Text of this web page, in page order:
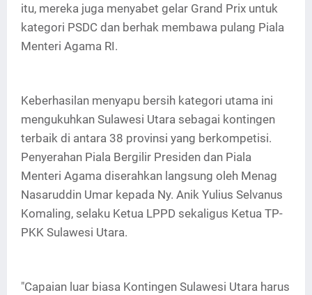
itu, mereka juga menyabet gelar Grand Prix untuk
kategori PSDC dan berhak membawa pulang Piala
Menteri Agama RI.
Keberhasilan menyapu bersih kategori utama ini
mengukuhkan Sulawesi Utara sebagai kontingen
terbaik di antara 38 provinsi yang berkompetisi.
Penyerahan Piala Bergilir Presiden dan Piala
Menteri Agama diserahkan langsung oleh Menag
Nasaruddin Umar kepada Ny. Anik Yulius Selvanus
Komaling, selaku Ketua LPPD sekaligus Ketua TP-
PKK Sulawesi Utara.
"Capaian luar biasa Kontingen Sulawesi Utara harus